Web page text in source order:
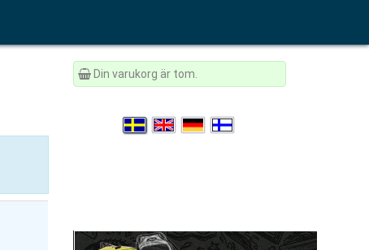
Din varukorg är tom.